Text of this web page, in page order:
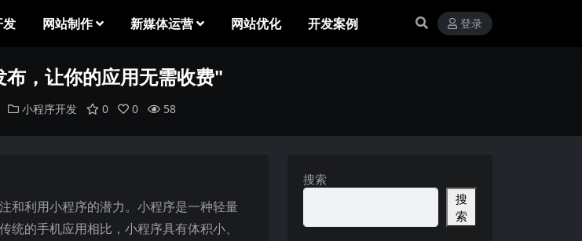
发 网站制作 新媒体运营 网站优化 开发案例 登录
，让你的应用无需收费"
小程序开发 0 0 58
和利用小程序的潜力。小程序是一种轻量
的手机应用相比，小程序具有体积小、
搜索
搜
索